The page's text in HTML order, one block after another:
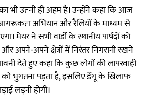
भी उतनी ही अहम है। उन्होंने कहा कि आज
जागरूकता अभियान और रैलियों के माध्यम से
मेयर ने सभी वार्डों के स्थानीय पार्षदों को
अपने-अपने क्षेत्रों में निरंतर निगरानी रखने
देते हुए कहा कि कुछ लोगों की लापरवाही
को भुगतना पड़ता है, इसलिए डेंगू के खिलाफ
लड़नी होगी।